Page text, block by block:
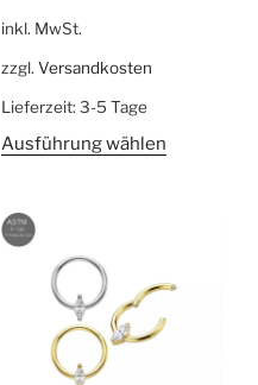
inkl. MwSt.
zzgl. Versandkosten
Lieferzeit: 3-5 Tage
Ausführung wählen